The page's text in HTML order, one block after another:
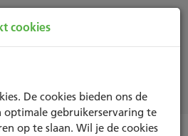
cookies
De cookies bieden ons de
optimale gebruikerservaring te
op te slaan. Wil je de cookies